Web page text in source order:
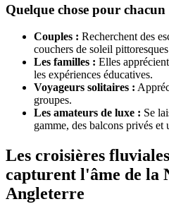
Quelque chose pour chacun
Couples : Recherchent des
couchers de soleil
Les familles : Elles
les expériences éducatives.
Voyageurs solitaires :
groupes.
Les amateurs de luxe : Se
gamme, des balcons privés et
Les croisières
capturent l'âme de la
Angleterre